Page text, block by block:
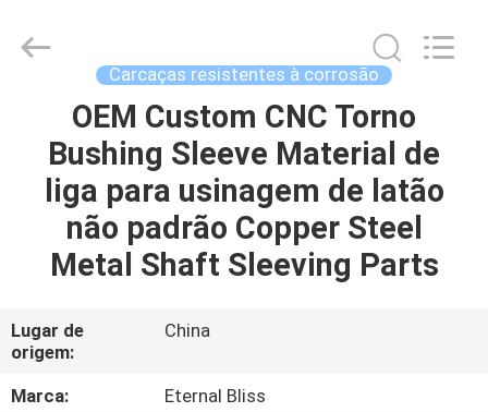
CASA
PRODUTOS
VÍDEOS
SOBRE
NÓS
Casting
Carcaças resistentes à corrosão
OEM Custom CNC Torno
Bushing Sleeve Material de
liga para usinagem de latão
não padrão Copper Steel
Metal Shaft Sleeving Parts
Lugar de
origem:
China
Marca:
Eternal Bliss